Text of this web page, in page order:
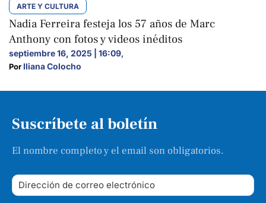
ARTE Y CULTURA
Nadia Ferreira festeja los 57 años de Marc
Anthony con fotos y videos inéditos
septiembre 16, 2025 | 16:09,
Por Iliana Colocho
Suscríbete al boletín
El nombre completo y el email son obligatorios.